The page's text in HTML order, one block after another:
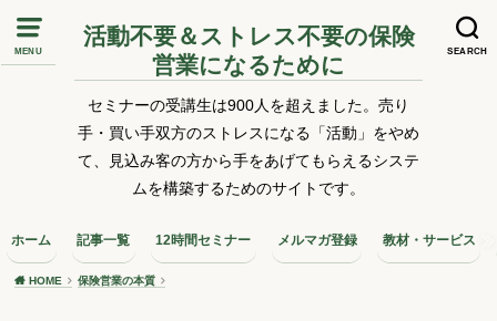
MENU SEARCH
活動不要＆ストレス不要の保険
営業になるために
セミナーの受講生は900人を超えました。売り
手・買い手双方のストレスになる「活動」をやめ
て、見込み客の方から手をあげてもらえるシステ
ムを構築するためのサイトです。
ホーム 記事一覧 12時間セミナー メルマガ登録 教材・サービス
HOME 保険営業の本質